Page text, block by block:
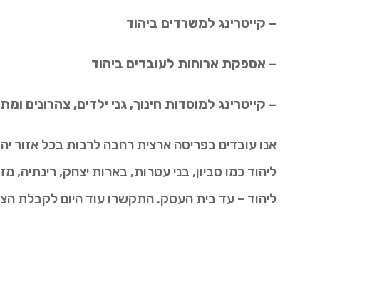
– קייטרינג למשרדים ביהוד
– אספקת ארוחות לעובדים ביהוד
– קייטרינג למוסדות חינוך, גני ילדים, צהרונים
אנו עובדים בפריסה ארצית רחבה לרבות בכל אזור
ליהוד כמו סביון, בני עטרות, בארות יצחק,
ליהוד – עד בית העסק. התקשרו עוד היום לקבלת